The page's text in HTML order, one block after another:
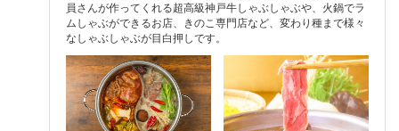
員さんが作ってくれる超高級神戸牛しゃぶしゃぶや、火鍋でラ
ムしゃぶができるお店、きのこ専門店など、変わり種まで様々
なしゃぶしゃぶが目白押しです。